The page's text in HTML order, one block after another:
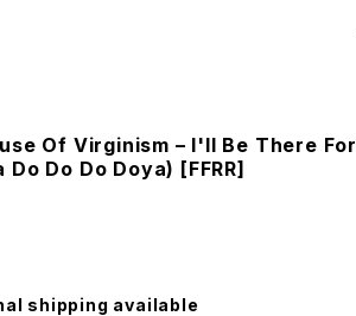
Of Virginism – I'll Be There For
Do Do Do Doya) [FFRR]
shipping available